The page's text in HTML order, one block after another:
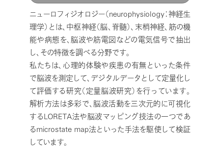
る脳機能の評価
ニューロフィジオロジー（neurophysiology：神経生
理学）とは、中枢神経（脳、脊髄）、末梢神経、筋の機
能や病態を、脳波や筋電図などの電気信号で抽出
し、その特徴を調べる分野です。
私たちは、心理的体験や疾患の有無といった条件
で脳波を測定して、デジタルデータとして定量化し
て評価する研究（定量脳波研究）を行っています。
解析方法は多彩で、脳波活動を三次元的に可視化
するLORETA法や脳波マッピング技法の一つであ
るmicrostate map法といった手法を駆使して検証
しています。